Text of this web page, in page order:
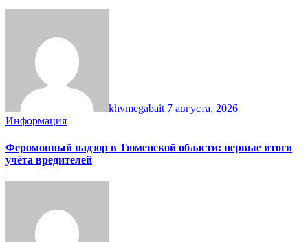
khvmegabait 7 августа, 2026
Информация
Феромонный надзор в Тюменской области: первые итоги
учёта вредителей